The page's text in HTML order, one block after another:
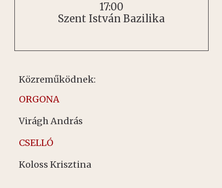
17:00
Szent István Bazilika
Közreműködnek:
ORGONA
Virágh András
CSELLÓ
Koloss Krisztina